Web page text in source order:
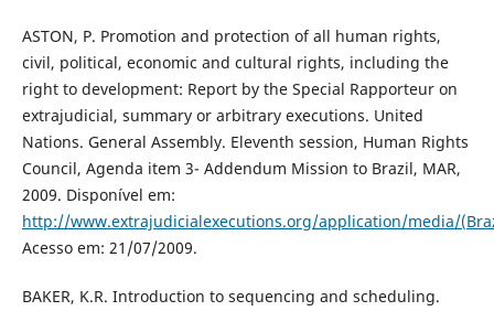
ASTON, P. Promotion and protection of all human rights,
civil, political, economic and cultural rights, including the
right to development: Report by the Special Rapporteur on
extrajudicial, summary or arbitrary executions. United
Nations. General Assembly. Eleventh session, Human Rights
Council, Agenda item 3- Addendum Mission to Brazil, MAR,
2009. Disponível em:
http://www.extrajudicialexecutions.org/application/media/
Acesso em: 21/07/2009.
BAKER, K.R. Introduction to sequencing and scheduling.